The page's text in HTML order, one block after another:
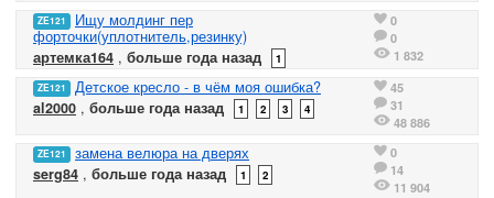
ZE121
Ищу молдинг пер
форточки(уплотнитель,резинку)
артемка164 , больше года назад 1
0
0
1 832
ZE121
Детское кресло - в чём моя ошибка?
al2000 , больше года назад 1 2 3 4
45
31
48 886
ZE121
замена велюра на дверях
serg84 , больше года назад 1 2
0
14
11 904